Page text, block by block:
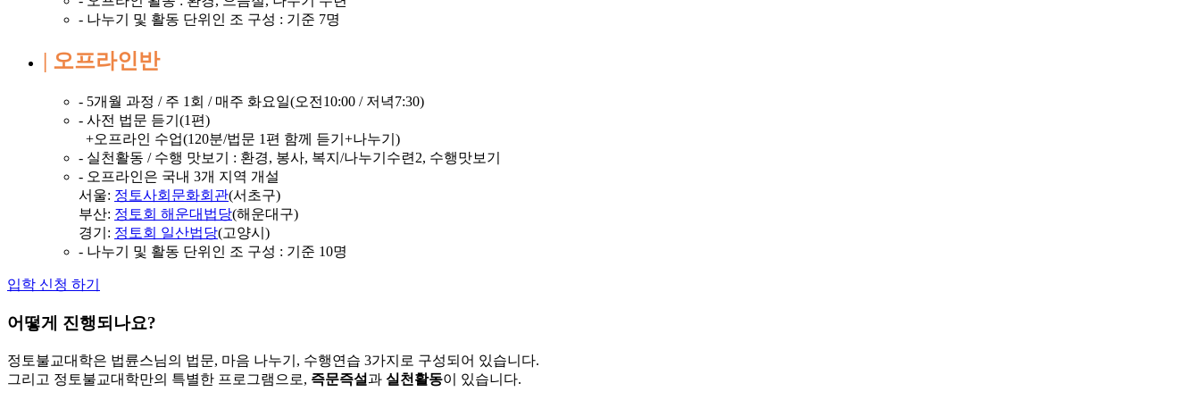
- 나누기 및 활동 단위인 조 구성 : 기준 7명
| 오프라인반
- 5개월 과정 / 주 1회 / 매주 화요일(오전10:00 / 저녁7:30)
- 사전 법문 듣기(1편)
+오프라인 수업(120분/법문 1편 함께 듣기+나누기)
- 실천활동 / 수행 맛보기 : 환경, 봉사, 복지/나누기수련2, 수행맛보기
- 오프라인은 국내 3개 지역 개설
서울: 정토사회문화회관(서초구)
부산: 정토회 해운대법당(해운대구)
경기: 정토회 일산법당(고양시)
- 나누기 및 활동 단위인 조 구성 : 기준 10명
입학 신청 하기
어떻게 진행되나요?
정토불교대학은 법륜스님의 법문, 마음 나누기, 수행연습 3가지로 구성되어 있습니다.
그리고 정토불교대학만의 특별한 프로그램으로, 즉문즉설과 실천활동이 있습니다.